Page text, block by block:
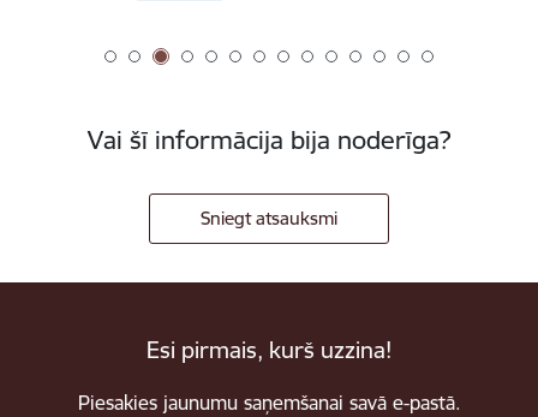
Vai šī informācija bija noderīga?
Sniegt atsauksmi
Esi pirmais, kurš uzzina!
Piesakies jaunumu saņemšanai savā e-pastā.